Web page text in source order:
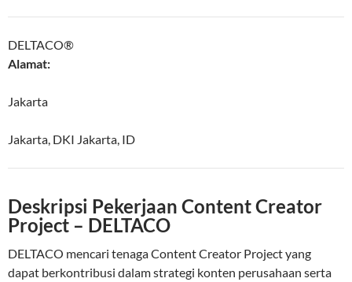
DELTACO®
Alamat:
Jakarta
Jakarta, DKI Jakarta, ID
Deskripsi Pekerjaan Content Creator
Project – DELTACO
DELTACO mencari tenaga Content Creator Project yang
dapat berkontribusi dalam strategi konten perusahaan serta